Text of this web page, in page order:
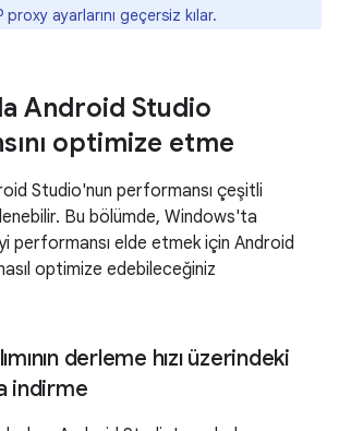
proxy ayarlarını geçersiz kılar.
Android Studio
optimize etme
Studio'nun performansı çeşitli
Bu bölümde, Windows'ta
performansı elde etmek için Android
optimize edebileceğiniz
derleme hızı üzerindeki
indirme